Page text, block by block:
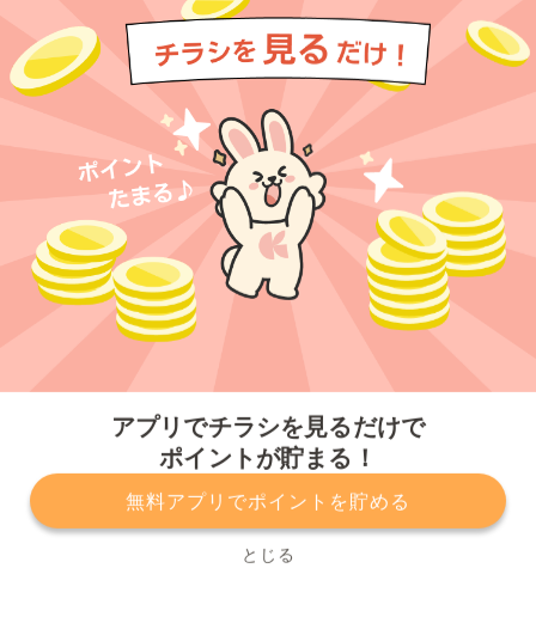
アプリでチラシを見るだけで
ポイントが貯まる！
無料アプリでポイントを貯める
とじる
プライバシーポリシー 利用規約
運営会社
サービスに関してのお問い合わせ
チラシ掲載をお考えの方
Copyright© Kurashiru, Inc. All Rights Reserved.